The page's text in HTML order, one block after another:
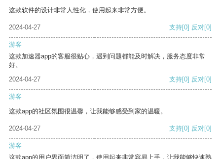
这款软件的设计非常人性化，使用起来非常方便。
2024-04-27 支持[0] 反对[0]
游客
这款加速器app的客服很贴心，遇到问题都能及时解决，服务态度非常
好。
2024-04-27
支持[0] 反对[0]
游客
这款app的社区氛围很温馨，让我能够感受到家的温暖。
2024-04-27 支持[0] 反对[0]
游客
这款app的用户界面简洁明了，使用起来非常容易上手，让我能够快速熟